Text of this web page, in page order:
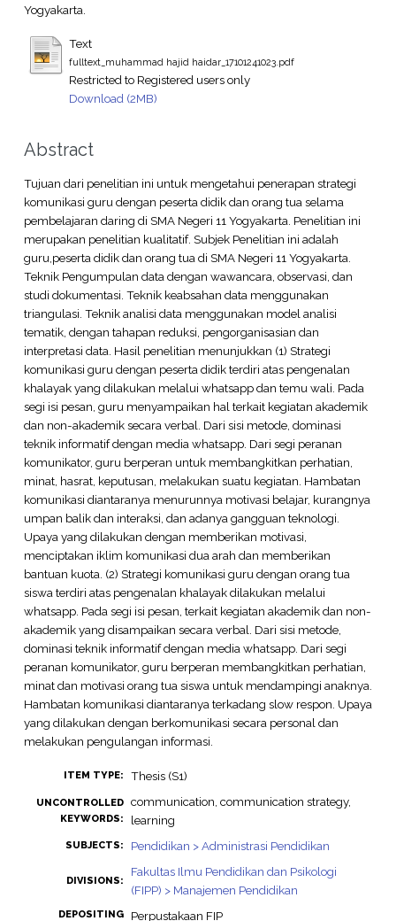
Yogyakarta.
Text
fulltext_muhammad hajid haidar_17101241023.pdf
Restricted to Registered users only
Download (2MB)
Abstract
Tujuan dari penelitian ini untuk mengetahui penerapan strategi
komunikasi guru dengan peserta didik dan orang tua selama
pembelajaran daring di SMA Negeri 11 Yogyakarta. Penelitian ini
merupakan penelitian kualitatif. Subjek Penelitian ini adalah
guru,peserta didik dan orang tua di SMA Negeri 11 Yogyakarta.
Teknik Pengumpulan data dengan wawancara, observasi, dan
studi dokumentasi. Teknik keabsahan data menggunakan
triangulasi. Teknik analisi data menggunakan model analisi
tematik, dengan tahapan reduksi, pengorganisasian dan
interpretasi data. Hasil penelitian menunjukkan (1) Strategi
komunikasi guru dengan peserta didik terdiri atas pengenalan
khalayak yang dilakukan melalui whatsapp dan temu wali. Pada
segi isi pesan, guru menyampaikan hal terkait kegiatan akademik
dan non-akademik secara verbal. Dari sisi metode, dominasi
teknik informatif dengan media whatsapp. Dari segi peranan
komunikator, guru berperan untuk membangkitkan perhatian,
minat, hasrat, keputusan, melakukan suatu kegiatan. Hambatan
komunikasi diantaranya menurunnya motivasi belajar, kurangnya
umpan balik dan interaksi, dan adanya gangguan teknologi.
Upaya yang dilakukan dengan memberikan motivasi,
menciptakan iklim komunikasi dua arah dan memberikan
bantuan kuota. (2) Strategi komunikasi guru dengan orang tua
siswa terdiri atas pengenalan khalayak dilakukan melalui
whatsapp. Pada segi isi pesan, terkait kegiatan akademik dan non-
akademik yang disampaikan secara verbal. Dari sisi metode,
dominasi teknik informatif dengan media whatsapp. Dari segi
peranan komunikator, guru berperan membangkitkan perhatian,
minat dan motivasi orang tua siswa untuk mendampingi anaknya.
Hambatan komunikasi diantaranya terkadang slow respon. Upaya
yang dilakukan dengan berkomunikasi secara personal dan
melakukan pengulangan informasi.
ITEM TYPE: Thesis (S1)
UNCONTROLLED
KEYWORDS:
communication, communication strategy,
learning
SUBJECTS: Pendidikan > Administrasi Pendidikan
DIVISIONS:
Fakultas Ilmu Pendidikan dan Psikologi
(FIPP) > Manajemen Pendidikan
DEPOSITING Perpustakaan FIP